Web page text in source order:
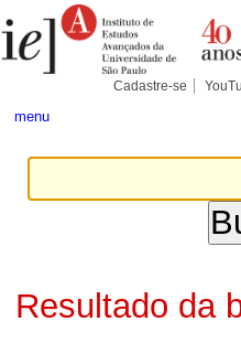
para
conteúdo.
Pessoais
Cadastre-se
menu
Resultado da